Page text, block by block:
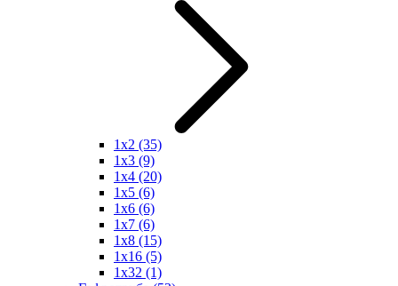
1x2 (35)
1x3 (9)
1x4 (20)
1x5 (6)
1x6 (6)
1x7 (6)
1x8 (15)
1x16 (5)
1x32 (1)